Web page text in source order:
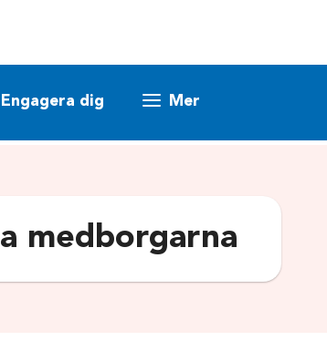
Engagera dig Mer
medborgarna